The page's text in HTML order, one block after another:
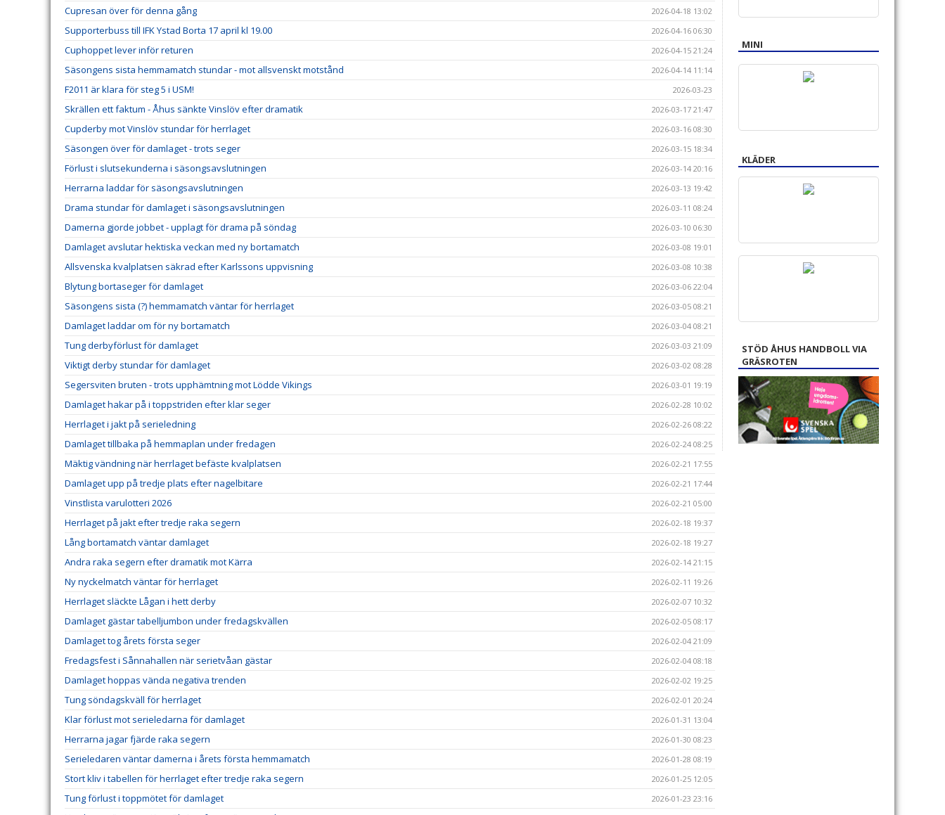
Cupresan över för denna gång 2026-04-18 13:02
Supporterbuss till IFK Ystad Borta 17 april kl 19.00 2026-04-16 06:30
Cuphoppet lever inför returen 2026-04-15 21:24
Säsongens sista hemmamatch stundar - mot allsvenskt motstånd 2026-04-14 11:14
F2011 är klara för steg 5 i USM! 2026-03-23
Skrällen ett faktum - Åhus sänkte Vinslöv efter dramatik 2026-03-17 21:47
Cupderby mot Vinslöv stundar för herrlaget 2026-03-16 08:30
Säsongen över för damlaget - trots seger 2026-03-15 18:34
Förlust i slutsekunderna i säsongsavslutningen 2026-03-14 20:16
Herrarna laddar för säsongsavslutningen 2026-03-13 19:42
Drama stundar för damlaget i säsongsavslutningen 2026-03-11 08:24
Damerna gjorde jobbet - upplagt för drama på söndag 2026-03-10 06:30
Damlaget avslutar hektiska veckan med ny bortamatch 2026-03-08 19:01
Allsvenska kvalplatsen säkrad efter Karlssons uppvisning 2026-03-08 10:38
Blytung bortaseger för damlaget 2026-03-06 22:04
Säsongens sista (?) hemmamatch väntar för herrlaget 2026-03-05 08:21
Damlaget laddar om för ny bortamatch 2026-03-04 08:21
Tung derbyförlust för damlaget 2026-03-03 21:09
Viktigt derby stundar för damlaget 2026-03-02 08:28
Segersviten bruten - trots upphämtning mot Lödde Vikings 2026-03-01 19:19
Damlaget hakar på i toppstriden efter klar seger 2026-02-28 10:02
Herrlaget i jakt på serieledning 2026-02-26 08:22
Damlaget tillbaka på hemmaplan under fredagen 2026-02-24 08:25
Mäktig vändning när herrlaget befäste kvalplatsen 2026-02-21 17:55
Damlaget upp på tredje plats efter nagelbitare 2026-02-21 17:44
Vinstlista varulotteri 2026 2026-02-21 05:00
Herrlaget på jakt efter tredje raka segern 2026-02-18 19:37
Lång bortamatch väntar damlaget 2026-02-18 19:27
Andra raka segern efter dramatik mot Kärra 2026-02-14 21:15
Ny nyckelmatch väntar för herrlaget 2026-02-11 19:26
Herrlaget släckte Lågan i hett derby 2026-02-07 10:32
Damlaget gästar tabelljumbon under fredagskvällen 2026-02-05 08:17
Damlaget tog årets första seger 2026-02-04 21:09
Fredagsfest i Sånnahallen när serietvåan gästar 2026-02-04 08:18
Damlaget hoppas vända negativa trenden 2026-02-02 19:25
Tung söndagskväll för herrlaget 2026-02-01 20:24
Klar förlust mot serieledarna för damlaget 2026-01-31 13:04
Herrarna jagar fjärde raka segern 2026-01-30 08:23
Serieledaren väntar damerna i årets första hemmamatch 2026-01-28 08:19
Stort kliv i tabellen för herrlaget efter tredje raka segern 2026-01-25 12:05
Tung förlust i toppmötet för damlaget 2026-01-23 23:16
MINI
KLÄDER
STÖD ÅHUS HANDBOLL VIA
GRÄSROTEN